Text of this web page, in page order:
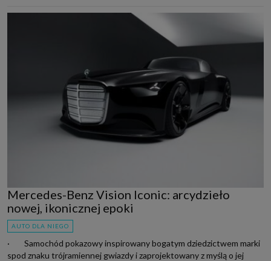
Mercedes-Benz Vision Iconic: arcydzieło
nowej, ikonicznej epoki
AUTO DLA NIEGO
· Samochód pokazowy inspirowany bogatym dziedzictwem marki
spod znaku trójramiennej gwiazdy i zaprojektowany z myślą o jej